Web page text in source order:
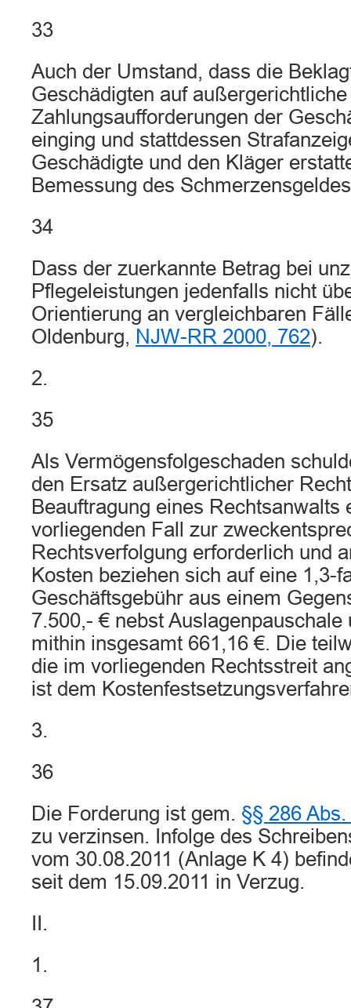
33
Auch der Umstand, dass die
Geschädigten auf außergerichtliche
Zahlungsaufforderungen der
einging und stattdessen
Geschädigte und den Kläger
Bemessung des
34
Dass der zuerkannte Betrag bei
Pflegeleistungen jedenfalls nicht
Orientierung an vergleichbaren
Oldenburg, NJW-RR 2000, 762).
2.
35
Als Vermögensfolgeschaden
den Ersatz außergerichtlicher
Beauftragung eines Rechtsanwalts
vorliegenden Fall zur
Rechtsverfolgung erforderlich und
Kosten beziehen sich auf eine 1,3-
Geschäftsgebühr aus einem
7.500,- € nebst
mithin insgesamt 661,16 €. Die
die im vorliegenden Rechtsstreit
ist dem
3.
36
Die Forderung ist gem. §§ 286 Abs.
zu verzinsen. Infolge des
vom 30.08.2011 (Anlage K 4)
seit dem 15.09.2011 in Verzug.
II.
1.